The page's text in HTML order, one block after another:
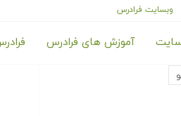
وبسایت فرادرس
آموزش های فرادرس